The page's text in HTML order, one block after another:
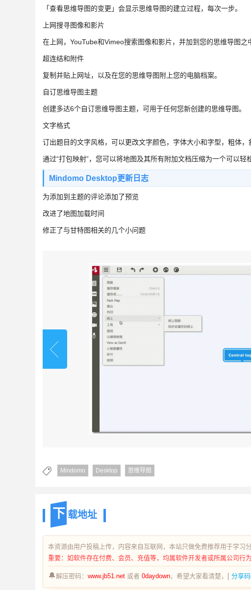
「查看思维导图的变更」会显示思维导图的建立过程，每次一步。
上网搜寻图像和影片
在上网，YouTube和Vimeo搜索图像和影片，并加到您的思维导图之
超连结和附件
复制并贴上网址，以及在您的思维导图附上您的电脑档案。
自订思维导图主题
创建多达6个自订思维导图主题，可用于任何您新创建的思维导图。
文字格式
订出题目的文字风格，可以更改文字颜色，字体大小和字型，粗体
通过“打包映射”，您可以将地图及其所有附加文档压缩为一个可以轻
Mindomo Desktop更新日志
为添加到主题的评论添加了预览
改进了地图加载时间
修正了与甘特图相关的几个小问题
Mindomo Desktop 思维导图
下 载地址
本资源由用户投稿上传，内容来自互联网，本站只做免费推荐用于学习
重要：如软件存在付费、会员、充值等，均属软件开发者或所属公司行
🔔解压密码： www.jb51.net 或者 0daydown，希望大家看清楚，[ 分享